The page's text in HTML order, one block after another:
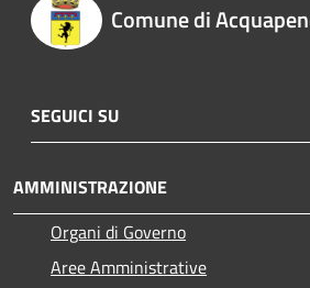
Comune di
SEGUICI SU
AMMINISTRAZIONE
Organi di Governo
Aree Amministrative